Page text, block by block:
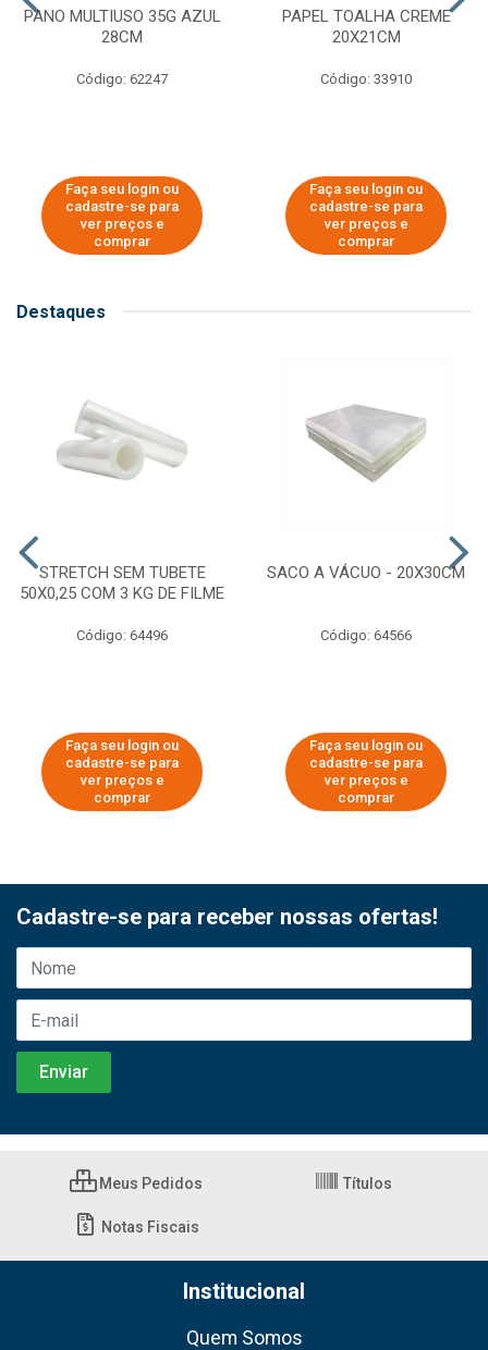
PANO MULTIUSO 35G AZUL
28CM
Código: 62247
Faça seu login ou
cadastre-se para
ver preços e
comprar
PAPEL TOALHA CREME
20X21CM
Código: 33910
Faça seu login ou
cadastre-se para
ver preços e
comprar
Destaques
STRETCH SEM TUBETE
50X0,25 COM 3 KG DE FILME
Código: 64496
Faça seu login ou
cadastre-se para
ver preços e
comprar
SACO A VÁCUO - 20X30CM
Código: 64566
Faça seu login ou
cadastre-se para
ver preços e
comprar
Cadastre-se para receber nossas ofertas!
Meus Pedidos Títulos
Notas Fiscais
Institucional
Quem Somos